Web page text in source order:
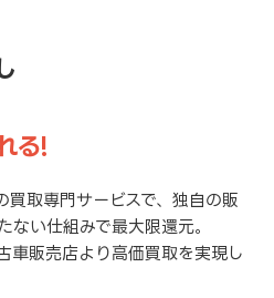
る!
買取専門サービスで、独自の販
ない仕組みで最大限還元。
車販売店より高価買取を実現し